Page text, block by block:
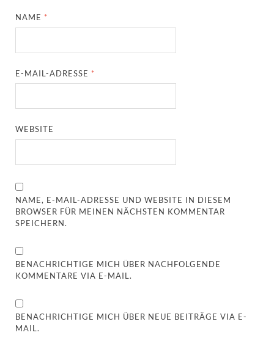
NAME *
E-MAIL-ADRESSE *
WEBSITE
NAME, E-MAIL-ADRESSE UND WEBSITE IN DIESEM
BROWSER FÜR MEINEN NÄCHSTEN KOMMENTAR
SPEICHERN.
BENACHRICHTIGE MICH ÜBER NACHFOLGENDE
KOMMENTARE VIA E-MAIL.
BENACHRICHTIGE MICH ÜBER NEUE BEITRÄGE VIA E-
MAIL.